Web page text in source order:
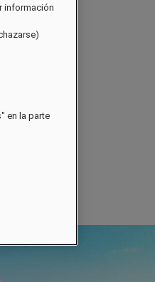
información
en la parte